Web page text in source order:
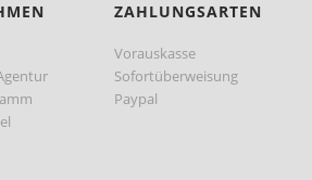
ZAHLUNGSARTEN
Vorauskasse
Sofortüberweisung
Paypal